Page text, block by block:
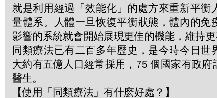
就是利用經過「效能化」的處方來重新平衡
量體系。人體一旦恢復平衡狀態，體內的免
影響的系統就會開始展現更佳的機能，維持
同類療法已有二百多年歴史，是今時今日世
大約有五億人口經常採用，75 個國家有政府
醫生。
【使用「同類療法」有什麽好處？】